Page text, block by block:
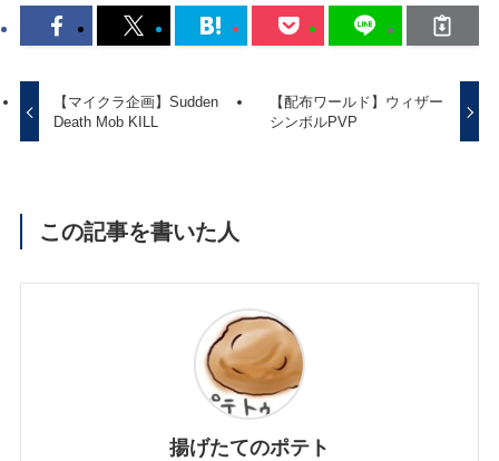
【マイクラ企画】Sudden
Death Mob KILL
【配布ワールド】ウィザー
シンボルPVP
この記事を書いた人
揚げたてのポテト